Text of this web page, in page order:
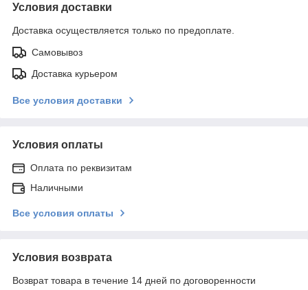
Условия доставки
Доставка осуществляется только по предоплате.
Самовывоз
Доставка курьером
Все условия доставки
Условия оплаты
Оплата по реквизитам
Наличными
Все условия оплаты
Условия возврата
Возврат товара в течение 14 дней по договоренности